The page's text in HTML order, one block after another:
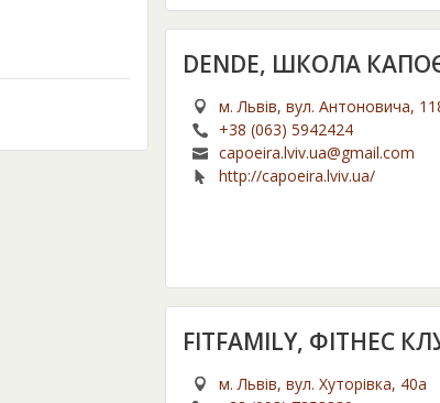
DENDE, ШКОЛА
м. Львів, вул. Антоновича,
+38 (063) 5942424
capoeira.lviv.ua@gmail.com
http://capoeira.lviv.ua/
FITFAMILY, ФІТНЕС
м. Львів, вул. Хуторівка, 40а